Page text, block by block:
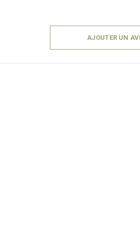
AJOUTER UN